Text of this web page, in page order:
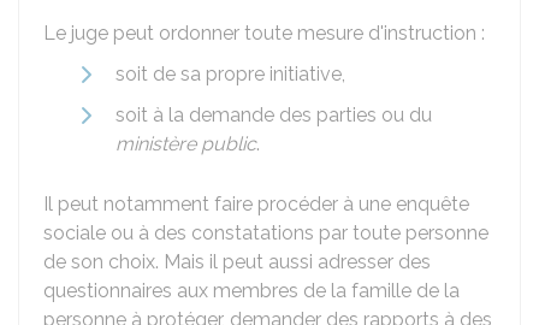
Le juge peut ordonner toute mesure d'instruction :
soit de sa propre initiative,
soit à la demande des parties ou du
ministère public.
Il peut notamment faire procéder à une enquête
sociale ou à des constatations par toute personne
de son choix. Mais il peut aussi adresser des
questionnaires aux membres de la famille de la
personne à protéger, demander des rapports à des